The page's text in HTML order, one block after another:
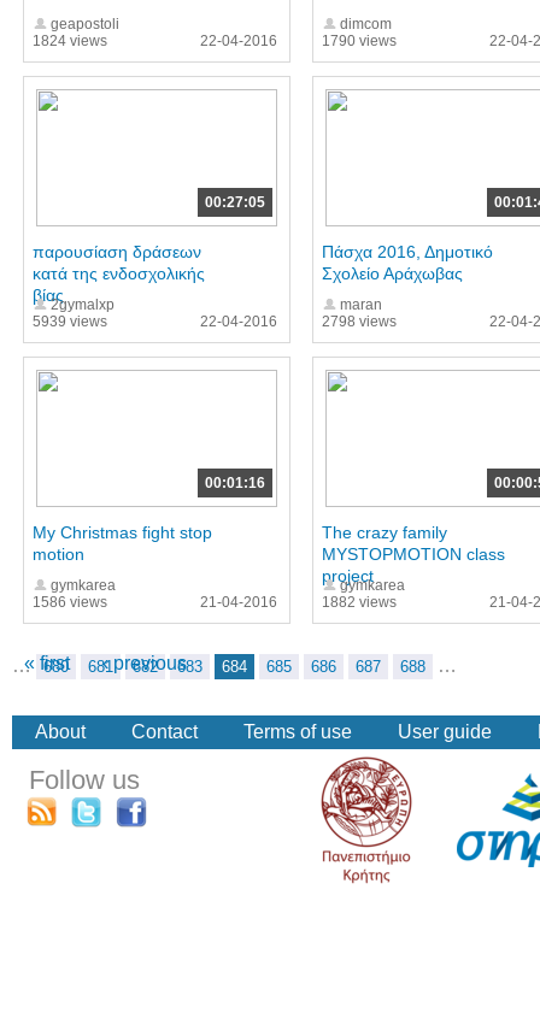
1824 views
geapostoli
22-04-2016
1790 views
dimcom
22-04-
00:27:05
5939 views
παρουσίαση δράσεων
κατά της ενδοσχολικής
βίας2gymalxp
22-04-2016
2798 views
Πάσχα 2016, Δημοτικό
Σχολείο Αράχωβας
maran
22-04-
00:01:16
1586 views
My Christmas fight stop
motion
gymkarea
21-04-2016
1882 views
The crazy family
MYSTOPMOTION class
project
gymkarea
21-04-
« first ‹ previous
… 680 681 682 683 684 685 686 687 688 …
About Contact Terms of use User guide
Follow us